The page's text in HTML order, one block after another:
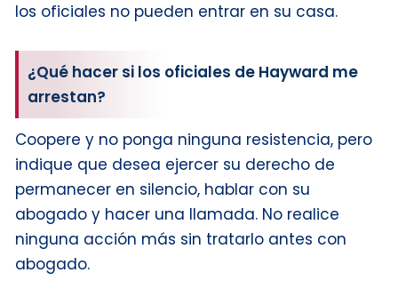
los oficiales no pueden entrar en su casa.
¿Qué hacer si los oficiales de Hayward me
arrestan?
Coopere y no ponga ninguna resistencia, pero
indique que desea ejercer su derecho de
permanecer en silencio, hablar con su
abogado y hacer una llamada. No realice
ninguna acción más sin tratarlo antes con
abogado.